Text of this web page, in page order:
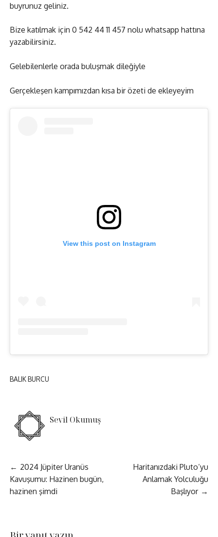
buyrunuz geliniz.
Bize katılmak için 0 542 44 11 457 nolu whatsapp hattına
yazabilirsiniz.
Gelebilenlerle orada buluşmak dileğiyle
Gerçekleşen kampımızdan kısa bir özeti de ekleyeyim
View this post on Instagram
BALIK BURCU
Sevil Okumuş
Yazı
gezinmesi
2024 Jüpiter Uranüs
Kavuşumu: Hazinen bugün,
hazinen şimdi
Haritanızdaki Pluto’yu
Anlamak Yolculuğu
Başlıyor